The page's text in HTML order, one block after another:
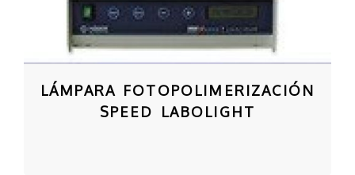
LÁMPARA FOTOPOLIMERIZACIÓN
SPEED LABOLIGHT